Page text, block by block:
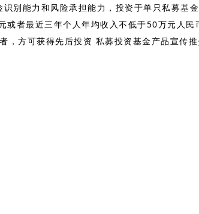
别能力和风险承担能力，投资于单只私募基
或者最近三年个人年均收入不低于50万元人民
，方可获得先后投资 私募投资基金产品宣传推